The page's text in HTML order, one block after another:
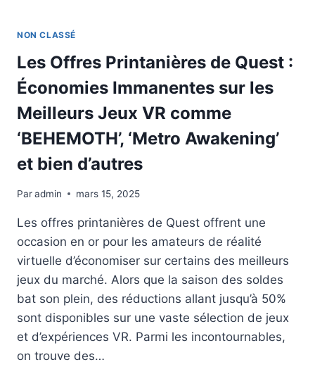
SORTIE
RESTENT
INCONNUS.
NON CLASSÉ
Les Offres Printanières de Quest :
Économies Immanentes sur les
Meilleurs Jeux VR comme
‘BEHEMOTH’, ‘Metro Awakening’
et bien d’autres
Paradmin mars 15, 2025
Les offres printanières de Quest offrent une
occasion en or pour les amateurs de réalité
virtuelle d’économiser sur certains des meilleurs
jeux du marché. Alors que la saison des soldes
bat son plein, des réductions allant jusqu’à 50%
sont disponibles sur une vaste sélection de jeux
et d’expériences VR. Parmi les incontournables,
on trouve des…